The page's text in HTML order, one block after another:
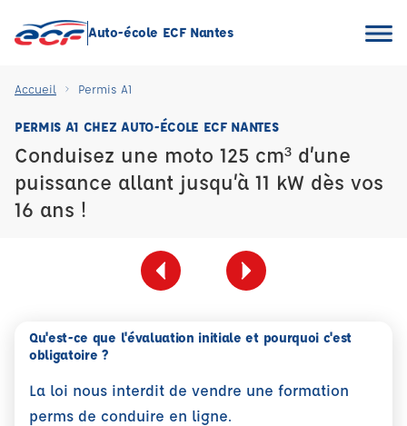
Auto-école ECF Nantes
Accueil Permis A1
PERMIS A1 CHEZ AUTO-ÉCOLE ECF NANTES
Conduisez une moto 125 cm³ d’une
puissance allant jusqu’à 11 kW dès vos
16 ans !
Qu'est-ce que l'évaluation initiale et pourquoi c'est
obligatoire ?
La loi nous interdit de vendre une formation
perms de conduire en ligne.